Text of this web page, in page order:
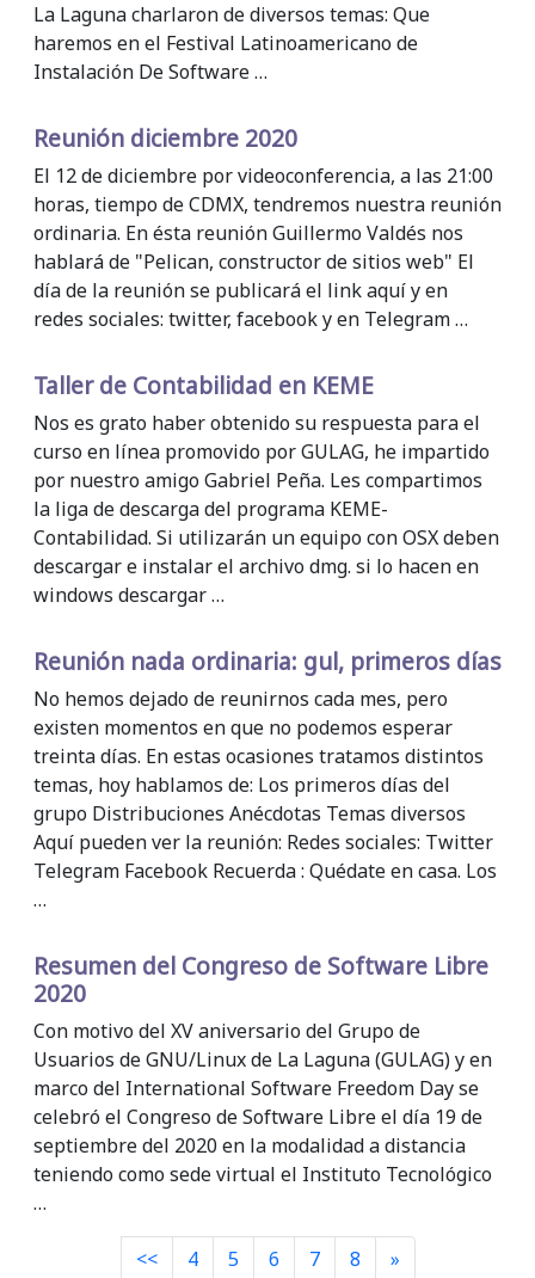
La Laguna charlaron de diversos temas: Que
haremos en el Festival Latinoamericano de
Instalación De Software …
Reunión diciembre 2020
El 12 de diciembre por videoconferencia, a las 21:00
horas, tiempo de CDMX, tendremos nuestra reunión
ordinaria. En ésta reunión Guillermo Valdés nos
hablará de "Pelican, constructor de sitios web" El
día de la reunión se publicará el link aquí y en
redes sociales: twitter, facebook y en Telegram …
Taller de Contabilidad en KEME
Nos es grato haber obtenido su respuesta para el
curso en línea promovido por GULAG, he impartido
por nuestro amigo Gabriel Peña. Les compartimos
la liga de descarga del programa KEME-
Contabilidad. Si utilizarán un equipo con OSX deben
descargar e instalar el archivo dmg. si lo hacen en
windows descargar …
Reunión nada ordinaria: gul, primeros días
No hemos dejado de reunirnos cada mes, pero
existen momentos en que no podemos esperar
treinta días. En estas ocasiones tratamos distintos
temas, hoy hablamos de: Los primeros días del
grupo Distribuciones Anécdotas Temas diversos
Aquí pueden ver la reunión: Redes sociales: Twitter
Telegram Facebook Recuerda : Quédate en casa. Los
…
Resumen del Congreso de Software Libre
2020
Con motivo del XV aniversario del Grupo de
Usuarios de GNU/Linux de La Laguna (GULAG) y en
marco del International Software Freedom Day se
celebró el Congreso de Software Libre el día 19 de
septiembre del 2020 en la modalidad a distancia
teniendo como sede virtual el Instituto Tecnológico
…
<< 4 5 6 7 8 »Siguiente